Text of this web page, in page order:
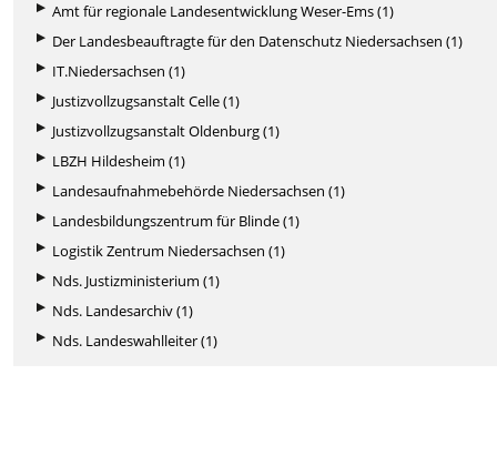
Amt für regionale Landesentwicklung Weser-Ems (1)
Der Landesbeauftragte für den Datenschutz Niedersachsen (1)
IT.Niedersachsen (1)
Justizvollzugsanstalt Celle (1)
Justizvollzugsanstalt Oldenburg (1)
LBZH Hildesheim (1)
Landesaufnahmebehörde Niedersachsen (1)
Landesbildungszentrum für Blinde (1)
Logistik Zentrum Niedersachsen (1)
Nds. Justizministerium (1)
Nds. Landesarchiv (1)
Nds. Landeswahlleiter (1)